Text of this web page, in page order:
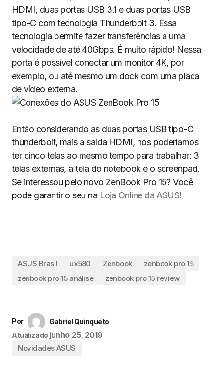
HDMI, duas portas USB 3.1 e duas portas USB
tipo-C com tecnologia Thunderbolt 3. Essa
tecnologia permite fazer transferências a uma
velocidade de até 40Gbps. É muito rápido! Nessa
porta é possível conectar um monitor 4K, por
exemplo, ou até mesmo um dock com uma placa
de vídeo externa.
Então considerando as duas portas USB tipo-C
thunderbolt, mais a saída HDMI, nós poderíamos
ter cinco telas ao mesmo tempo para trabalhar: 3
telas externas, a tela do notebook e o screenpad.
Se interessou pelo novo ZenBook Pro 15? Você
pode garantir o seu na Loja Online da ASUS!
ASUS Brasil ux580 Zenbook
zenbook pro 15
zenbook pro 15 análise
zenbook pro 15 review
Por
Gabriel Quinqueto
Atualizado junho 25, 2019
Novidades ASUS